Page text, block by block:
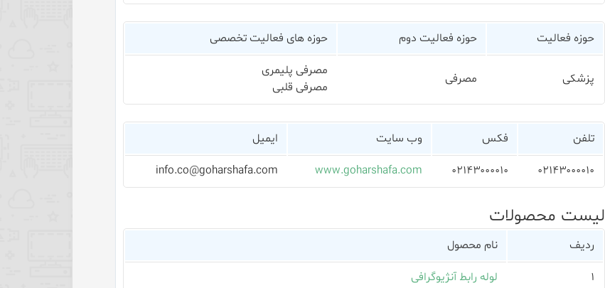
حوزه فعالیت حوزه فعالیت دوم حوزه های فعالیت تخصصی
پزشکی مصرفی
مصرفی پلیمری
مصرفی قلبی
تلفن فکس وب سایت ایمیل
۰۲۱۴۳۰۰۰۰۱۰ ۰۲۱۴۳۰۰۰۰۱۰ www.goharshafa.com
info.co@goharshafa.com
لیست محصولات
ردیف نام محصول
۱ لوله رابط آنژیوگرافی